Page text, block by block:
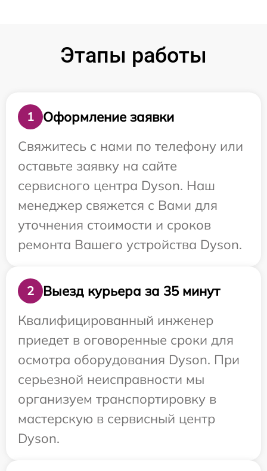
Этапы работы
1
Оформление заявки
Свяжитесь с нами по телефону или
оставьте заявку на сайте
сервисного центра Dyson. Наш
менеджер свяжется с Вами для
уточнения стоимости и сроков
ремонта Вашего устройства Dyson.
2
Выезд курьера за 35 минут
Квалифицированный инженер
приедет в оговоренные сроки для
осмотра оборудования Dyson. При
серьезной неисправности мы
организуем транспортировку в
мастерскую в сервисный центр
Dyson.